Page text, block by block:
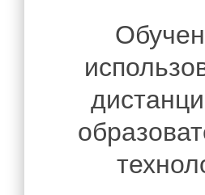
Педагогический состав
образовательного процесса.
Платные образовательные
Финансово-хозяйственная
Вакантные места для приема
Наши